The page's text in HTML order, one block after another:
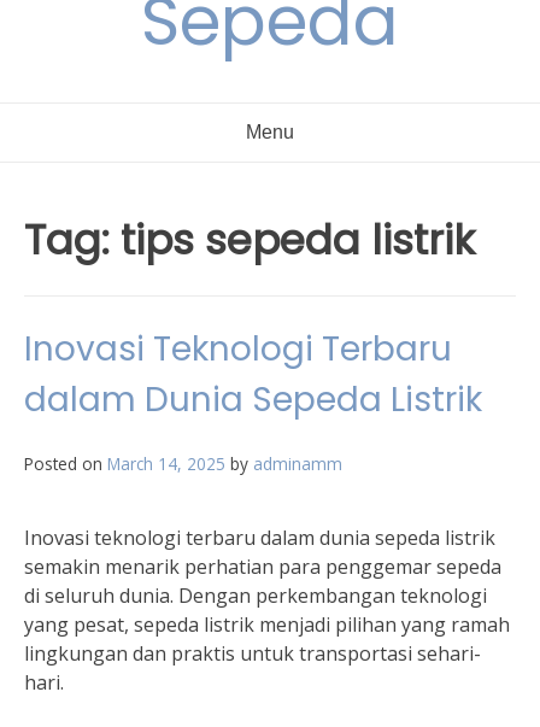
Sepeda
Menu
Tag: tips sepeda listrik
Inovasi Teknologi Terbaru
dalam Dunia Sepeda Listrik
Posted on March 14, 2025 by adminamm
Inovasi teknologi terbaru dalam dunia sepeda listrik
semakin menarik perhatian para penggemar sepeda
di seluruh dunia. Dengan perkembangan teknologi
yang pesat, sepeda listrik menjadi pilihan yang ramah
lingkungan dan praktis untuk transportasi sehari-
hari.